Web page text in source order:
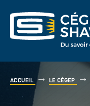
ACCUEIL LE CÉGEP